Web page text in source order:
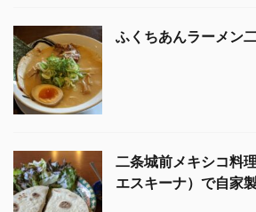
ふくちあんラーメン
二条城前メキシコ料
エスキーナ）で自家